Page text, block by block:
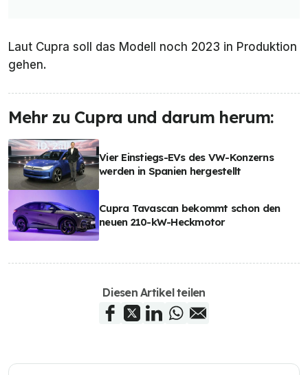
Laut Cupra soll das Modell noch 2023 in Produktion
gehen.
Mehr zu Cupra und darum herum:
Vier Einstiegs-EVs des VW-Konzerns
werden in Spanien hergestellt
Cupra Tavascan bekommt schon den
neuen 210-kW-Heckmotor
Diesen Artikel teilen